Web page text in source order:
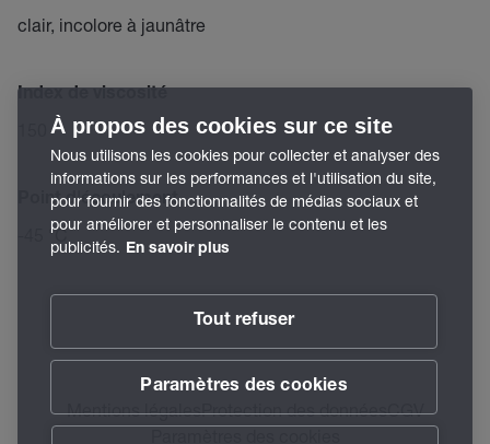
clair, incolore à jaunâtre
Index de viscosité
Point d'écoulement
-45 °C
Mentions légalesProtection des donnéesCGV
À propos des cookies sur ce site
Nous utilisons les cookies pour collecter et analyser des
informations sur les performances et l'utilisation du site,
pour fournir des fonctionnalités de médias sociaux et
pour améliorer et personnaliser le contenu et les
publicités. En savoir plus
Tout refuser
Paramètres des cookies